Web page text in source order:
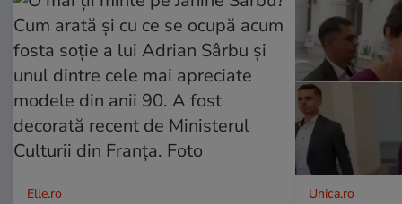
Elle.ro Unica.ro